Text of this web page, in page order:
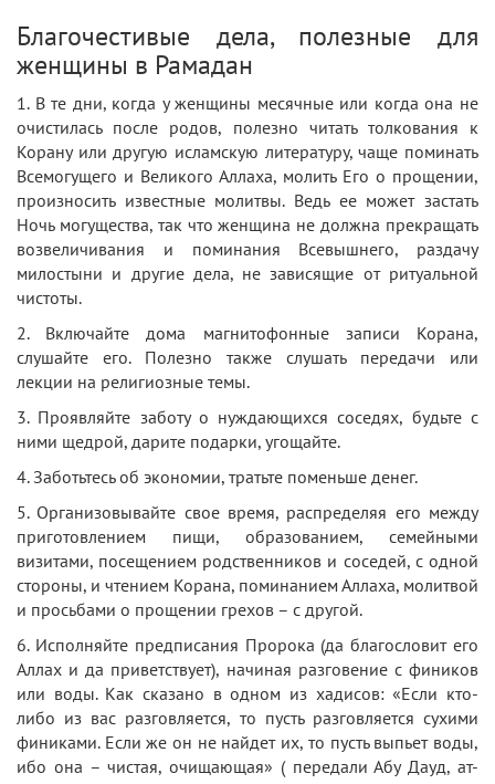
Благочестивые дела, полезные для
женщины в Рамадан
1. В те дни, когда у женщины месячные или когда она не
очистилась после родов, полезно читать толкования к
Корану или другую исламскую литературу, чаще поминать
Всемогущего и Великого Аллаха, молить Его о прощении,
произносить известные молитвы. Ведь ее может застать
Ночь могущества, так что женщина не должна прекращать
возвеличивания и поминания Всевышнего, раздачу
милостыни и другие дела, не зависящие от ритуальной
чистоты.
2. Включайте дома магнитофонные записи Корана,
слушайте его. Полезно также слушать передачи или
лекции на религиозные темы.
3. Проявляйте заботу о нуждающихся соседях, будьте с
ними щедрой, дарите подарки, угощайте.
4. Заботьтесь об экономии, тратьте поменьше денег.
5. Организовывайте свое время, распределяя его между
приготовлением пищи, образованием, семейными
визитами, посещением родственников и соседей, с одной
стороны, и чтением Корана, поминанием Аллаха, молитвой
и просьбами о прощении грехов – с другой.
6. Исполняйте предписания Пророка (да благословит его
Аллах и да приветствует), начиная разговение с фиников
или воды. Как сказано в одном из хадисов: «Если кто-
либо из вас разговляется, то пусть разговляется сухими
финиками. Если же он не найдет их, то пусть выпьет воды,
ибо она – чистая, очищающая» ( передали Абу Дауд, ат-